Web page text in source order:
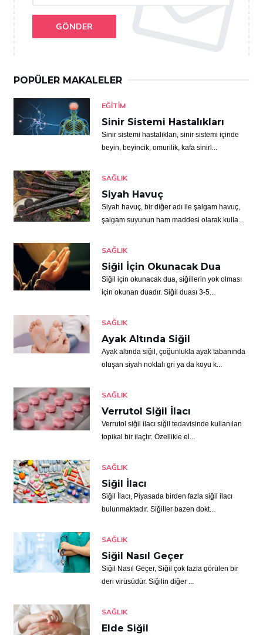
GÖNDER
POPÜLER MAKALELER
EĞITIM
Sinir Sistemi Hastalıkları
Sinir sistemi hastalıkları, sinir sistemi içinde
beyin, beyincik, omurilik, kafa sinirl...
SAĞLIK
Siyah Havuç
Siyah havuç, bir diğer adı ile şalgam havuç,
şalgam suyunun ham maddesi olarak kulla...
SAĞLIK
Siğil İçin Okunacak Dua
Siğil için okunacak dua, siğillerin yok olması
için okunan duadır. Siğil duası 3-5...
SAĞLIK
Ayak Altında Siğil
Ayak altında siğil, çoğunlukla ayak tabanında
oluşan siyah noktalı gri ya da koyu k...
SAĞLIK
Verrutol Siğil İlacı
Verrutol siğil ilacı siğil tedavisinde kullanılan
topikal bir ilaçtır. Özellikle el...
SAĞLIK
Siğil İlacı
Siğil İlacı, Piyasada birden fazla siğil ilacı
bulunmaktadır. Siğiller bazen dokt...
SAĞLIK
Siğil Nasıl Geçer
Siğil Nasıl Geçer, Siğil çok fazla görülen bir
deri virüsüdür. Siğilin diğer ...
SAĞLIK
Elde Siğil